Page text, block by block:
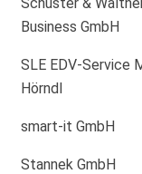
Business GmbH
SLE EDV-Service
Hörndl
smart-it GmbH
Stannek GmbH